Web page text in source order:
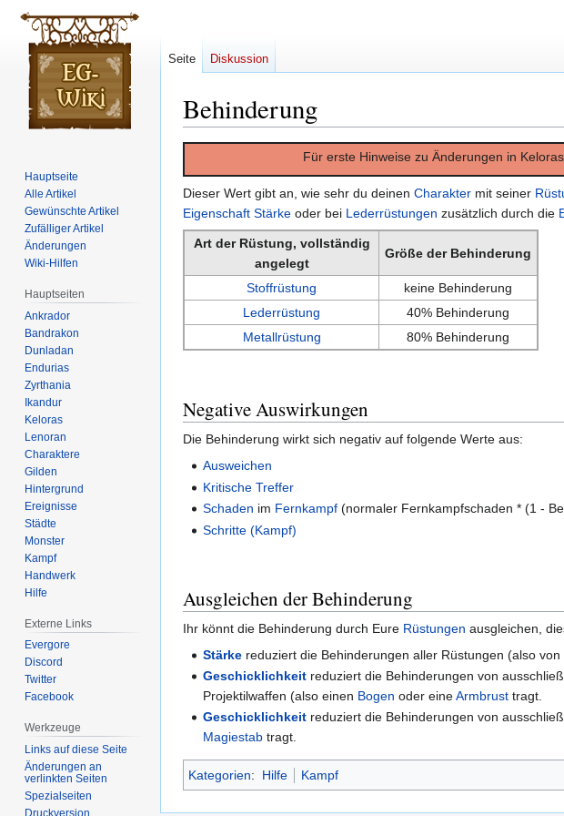
Behinderung
Navigation
springen
Suche
springen
Für erste Hinweise zu Änderungen in
Dieser Wert gibt an, wie sehr du deinen Charakter mit seiner
Eigenschaft Stärke oder bei Lederrüstungen zusätzlich durch die
Art der Rüstung, vollständig
angelegt
Größe der Behinderung
Stoffrüstung
keine Behinderung
Lederrüstung
40% Behinderung
Metallrüstung
80% Behinderung
Negative Auswirkungen
Die Behinderung wirkt sich negativ auf folgende Werte aus:
Ausweichen
Kritische Treffer
Schaden im Fernkampf (normaler Fernkampfschaden * (1 -
Schritte (Kampf)
Ausgleichen der Behinderung
Ihr könnt die Behinderung durch Eure Rüstungen ausgleichen,
Stärke reduziert die Behinderungen aller Rüstungen (also von
Geschicklichkeit reduziert die Behinderungen von
Projektilwaffen (also einen Bogen oder eineArmbrust tragt.
Geschicklichkeit reduziert die Behinderungen von
Magiestab tragt.
Kategorien: Hilfe Kampf
Seite Diskussion
Hauptseite
Alle Artikel
Gewünschte Artikel
Zufälliger Artikel
Änderungen
Wiki-Hilfen
Hauptseiten
Ankrador
Bandrakon
Dunladan
Endurias
Zyrthania
Ikandur
Keloras
Lenoran
Charaktere
Gilden
Hintergrund
Ereignisse
Städte
Monster
Kampf
Handwerk
Hilfe
Externe Links
Evergore
Discord
Twitter
Facebook
Werkzeuge
Links auf diese Seite
Änderungen an
verlinkten Seiten
Spezialseiten
Druckversion